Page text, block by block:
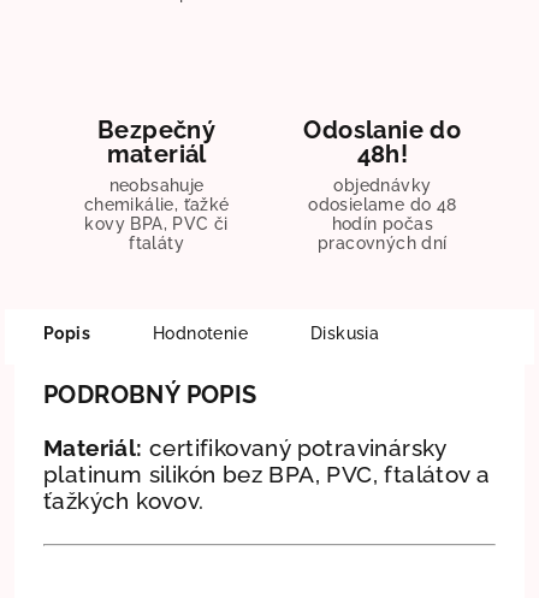
Bezpečný
materiál
neobsahuje
chemikálie, ťažké
kovy BPA, PVC či
ftaláty
Odoslanie do
48h!
objednávky
odosielame do 48
hodín počas
pracovných dní
Popis Hodnotenie Diskusia
PODROBNÝ POPIS
Materiál: certifikovaný potravinársky
platinum silikón bez BPA, PVC, ftalátov a
ťažkých kovov.